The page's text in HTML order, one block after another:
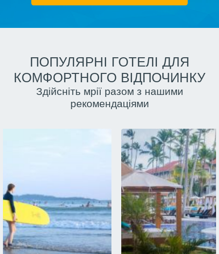
ПОПУЛЯРНІ ГОТЕЛІ ДЛЯ
КОМФОРТНОГО ВІДПОЧИНКУ
Здійсніть мрії разом з нашими
рекомендаціями